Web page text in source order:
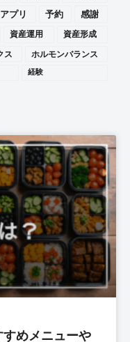
アプリ 予約
感謝
資産運用
資産形成
ス
ホルモンバランス
経験
めメニューや